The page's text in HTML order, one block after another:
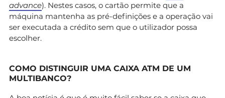
advance). Nestes casos, o cartão permite que a
máquina mantenha as pré-definições e a operação vai
ser executada a crédito sem que o utilizador possa
escolher.
COMO DISTINGUIR UMA CAIXA ATM DE UM
MULTIBANCO?